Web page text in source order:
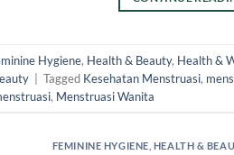
Hygiene, Health & Beauty, Health &
| Tagged Kesehatan Menstruasi,
, Menstruasi Wanita
FEMININE HYGIENE HEALTH &